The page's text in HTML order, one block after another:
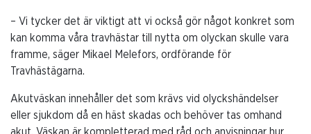
– Vi tycker det är viktigt att vi också gör något konkret som
kan komma våra travhästar till nytta om olyckan skulle vara
framme, säger Mikael Melefors, ordförande för
Travhästägarna.
Akutväskan innehåller det som krävs vid olyckshändelser
eller sjukdom då en häst skadas och behöver tas omhand
akut. Väskan är kompletterad med råd och anvisningar hur